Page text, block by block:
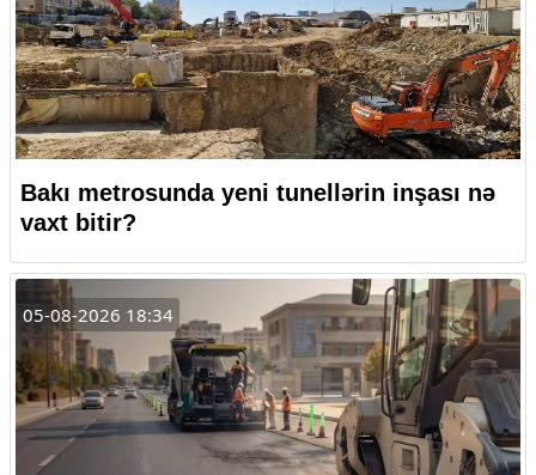
Bakı metrosunda yeni tunellərin inşası nə
vaxt bitir?
05-08-2026 18:34